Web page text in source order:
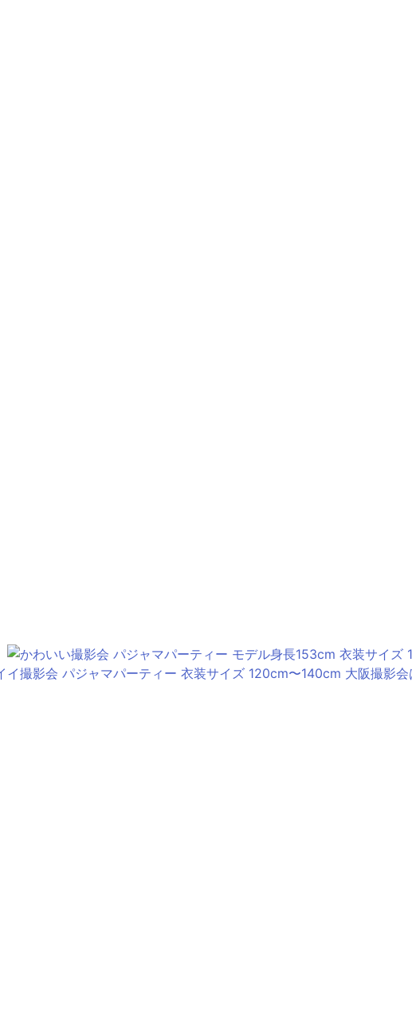
イ撮影会 パジャマパーティー 衣装サイズ 120cm〜140cm 大阪撮影